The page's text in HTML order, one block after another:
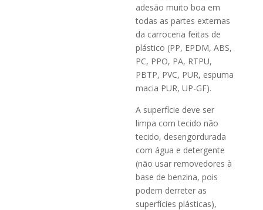
adesão muito boa em
todas as partes externas
da carroceria feitas de
plástico (PP, EPDM, ABS,
PC, PPO, PA, RTPU,
PBTP, PVC, PUR, espuma
macia PUR, UP-GF).
A superfície deve ser
limpa com tecido não
tecido, desengordurada
com água e detergente
(não usar removedores à
base de benzina, pois
podem derreter as
superfícies plásticas),